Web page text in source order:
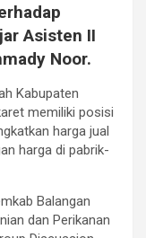
Asisten II
Noor.
Kabupaten
memiliki posisi
harga jual
harga di pabrik-
Balangan
dan Perikanan